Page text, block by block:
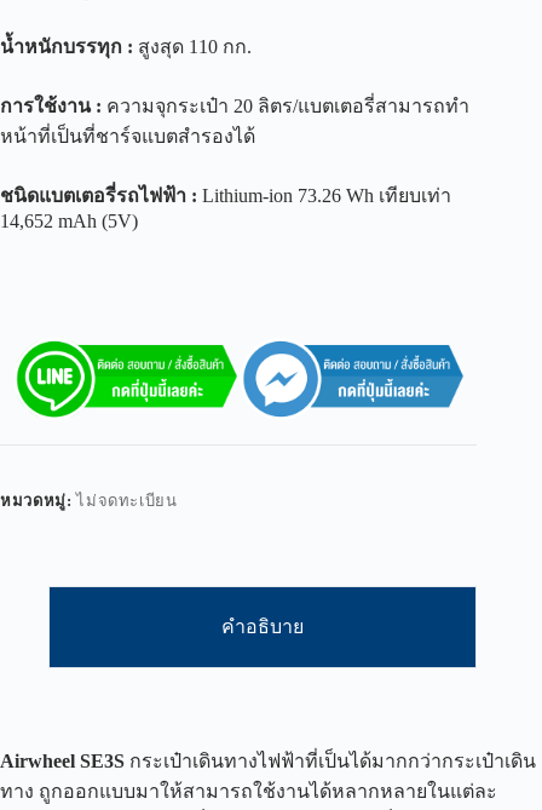
น้ำหนักบรรทุก : สูงสุด 110 กก.
การใช้งาน: ความจุกระเป๋า 20 ลิตร/แบตเตอรี่สามารถทำ
หน้าที่เป็นที่ชาร์จแบตสำรองได้
ชนิดแบตเตอรี่รถไฟฟ้า : Lithium-ion 73.26 Wh เทียบเท่า
14,652 mAh (5V)
หมวดหมู่:ไม่จดทะเบียน
คำอธิบาย
Airwheel SE3S กระเป๋าเดินทางไฟฟ้าที่เป็นได้มากกว่ากระเป๋าเดิน
ทาง ถูกออกแบบมาให้สามารถใช้งานได้หลากหลายในแต่ละ